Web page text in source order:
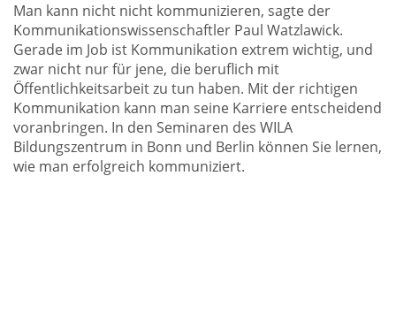
Man kann nicht nicht kommunizieren, sagte der
Kommunikationswissenschaftler Paul Watzlawick.
Gerade im Job ist Kommunikation extrem wichtig, und
zwar nicht nur für jene, die beruflich mit
Öffentlichkeitsarbeit zu tun haben. Mit der richtigen
Kommunikation kann man seine Karriere entscheidend
voranbringen. In den Seminaren des WILA
Bildungszentrum in Bonn und Berlin können Sie lernen,
wie man erfolgreich kommuniziert.